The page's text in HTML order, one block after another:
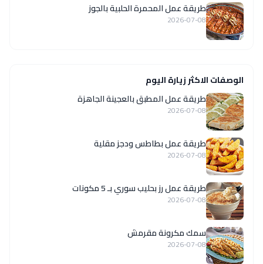
طريقة عمل المحمرة الحلبية بالجوز
2026-07-08
الوصفات الاكثر زيارة اليوم
طريقة عمل المطبق بالعجينة الجاهزة
2026-07-08
طريقة عمل بطاطس ودجز مقلية
2026-07-08
طريقة عمل رز بحليب سوري بـ 5 مكونات
2026-07-08
سمك مكرونة مقرمش
2026-07-08